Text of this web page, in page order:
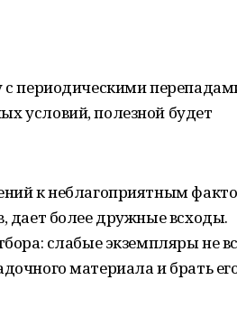
с периодическими
условий, полезной будет
к неблагоприятным
дает более дружные всходы.
слабые экземпляры не
материала и брать